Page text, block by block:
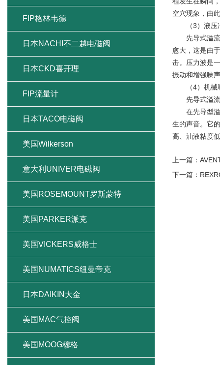
空穴现象，由
（3）液压
先导式溢流
愈大，这是由
击。压力波是
振动和增强噪
（4）机械
先导式溢流
在先导型溢
生的声音。它
高、油液粘度
上一篇：
下一篇：
FIP格林韦德
日本NACHI不二越电磁阀
日本CKD喜开理
FIP流量计
日本TACO电磁阀
美国Wilkerson
意大利UNIVER电磁阀
美国ROSEMOUNT罗斯蒙特
美国PARKER派克
美国VICKERS威格士
美国NUMATICS纽曼帝克
日本DAIKIN大金
美国MAC气控阀
美国MOOG穆格